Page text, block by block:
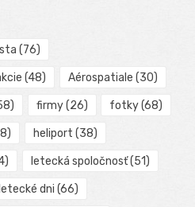
(76)
(48) Aérospatiale (30)
firmy(26) fotky(68)
heliport (38)
letecká spoločnosť(51)
letecké dni (66)